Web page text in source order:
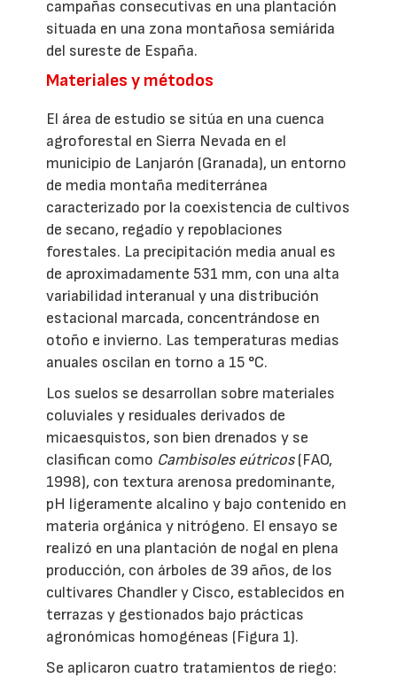
campañas consecutivas en una plantación
situada en una zona montañosa semiárida
del sureste de España.
Materiales y métodos
El área de estudio se sitúa en una cuenca
agroforestal en Sierra Nevada en el
municipio de Lanjarón (Granada), un entorno
de media montaña mediterránea
caracterizado por la coexistencia de cultivos
de secano, regadío y repoblaciones
forestales. La precipitación media anual es
de aproximadamente 531 mm, con una alta
variabilidad interanual y una distribución
estacional marcada, concentrándose en
otoño e invierno. Las temperaturas medias
anuales oscilan en torno a 15 °C.
Los suelos se desarrollan sobre materiales
coluviales y residuales derivados de
micaesquistos, son bien drenados y se
clasifican como Cambisoles eútricos(FAO,
1998), con textura arenosa predominante,
pH ligeramente alcalino y bajo contenido en
materia orgánica y nitrógeno. El ensayo se
realizó en una plantación de nogal en plena
producción, con árboles de 39 años, de los
cultivares Chandler y Cisco, establecidos en
terrazas y gestionados bajo prácticas
agronómicas homogéneas (Figura 1).
Se aplicaron cuatro tratamientos de riego: